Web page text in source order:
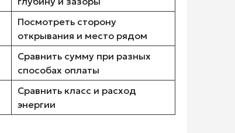
Посмотреть сторону
открывания и место рядом
Сравнить сумму при разных
способах оплаты
Сравнить класс и расход
энергии